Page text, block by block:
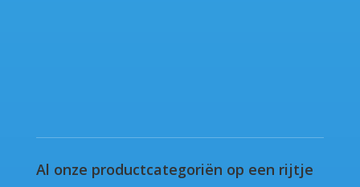
Al onze productcategoriën op een rijtje